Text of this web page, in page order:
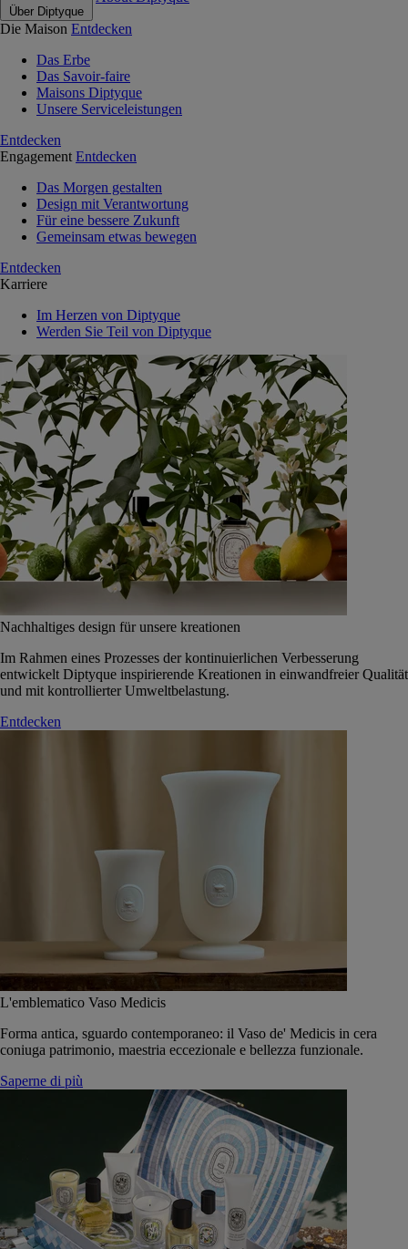
Über Diptyque
Die Maison Entdecken
Das Erbe
Das Savoir-faire
Maisons Diptyque
Unsere Serviceleistungen
Entdecken
Engagement Entdecken
Das Morgen gestalten
Design mit Verantwortung
Für eine bessere Zukunft
Gemeinsam etwas bewegen
Entdecken
Karriere
Im Herzen von Diptyque
Werden Sie Teil von Diptyque
Nachhaltiges design für unsere kreationen
Im Rahmen eines Prozesses der kontinuierlichen Verbesserung
entwickelt Diptyque inspirierende Kreationen in einwandfreier Qualität
und mit kontrollierter Umweltbelastung.
Entdecken
L'emblematico Vaso Medicis
Forma antica, sguardo contemporaneo: il Vaso de' Medicis in cera
coniuga patrimonio, maestria eccezionale e bellezza funzionale.
Saperne di più